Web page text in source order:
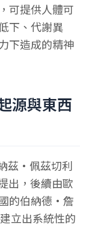
可提供人體可
下、代謝異
下造成的精神
源與東西
茲·佩茲切利
出，後續由歐
的伯納德·詹
立出系統性的